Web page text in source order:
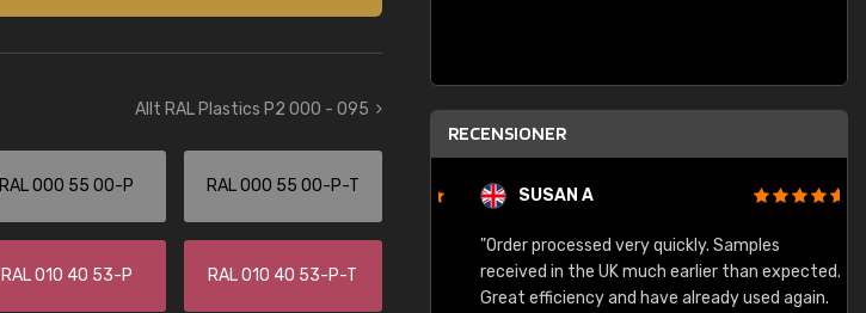
Allt RAL Plastics P2 000 - 095
RAL 000 55 00-P RAL 000 55 00-P-T
RAL 010 40 53-P RAL 010 40 53-P-T
RECENSIONER
Leinster Home and
Windows
"Great product and speedy delivery"
SUSAN A
"Order processed very quickly. Samples
received in the UK much earlier than expected.
Great efficiency and have already used again.